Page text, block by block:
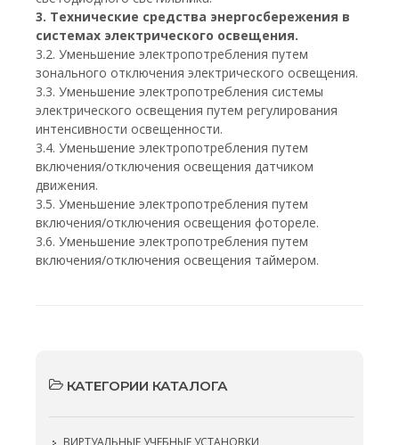
3. Технические средства энергосбережения в
системах электрического освещения.
3.2. Уменьшение электропотребления путем
зонального отключения электрического освещения.
3.3. Уменьшение электропотребления системы
электрического освещения путем регулирования
интенсивности освещенности.
3.4. Уменьшение электропотребления путем
включения/отключения освещения датчиком
движения.
3.5. Уменьшение электропотребления путем
включения/отключения освещения фотореле.
3.6. Уменьшение электропотребления путем
включения/отключения освещения таймером.
КАТЕГОРИИ КАТАЛОГА
ВИРТУАЛЬНЫЕ УЧЕБНЫЕ УСТАНОВКИ